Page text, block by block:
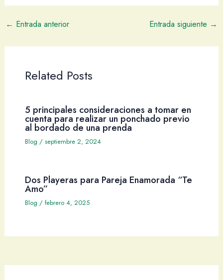
← Entrada anterior Entrada siguiente →
Related Posts
5 principales consideraciones a tomar en
cuenta para realizar un ponchado previo
al bordado de una prenda
Blog / septiembre 2, 2024
Dos Playeras para Pareja Enamorada “Te
Amo”
Blog / febrero 4, 2025